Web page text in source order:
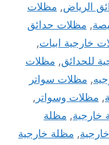
الرياض, مظلات
, مظلات حدائق
خارجية ابيات,
للحدائق, مظلات
, مظلات سواتر
, مظلات وسواتر ,
خارجية, مظلة
, مظلة خارجية